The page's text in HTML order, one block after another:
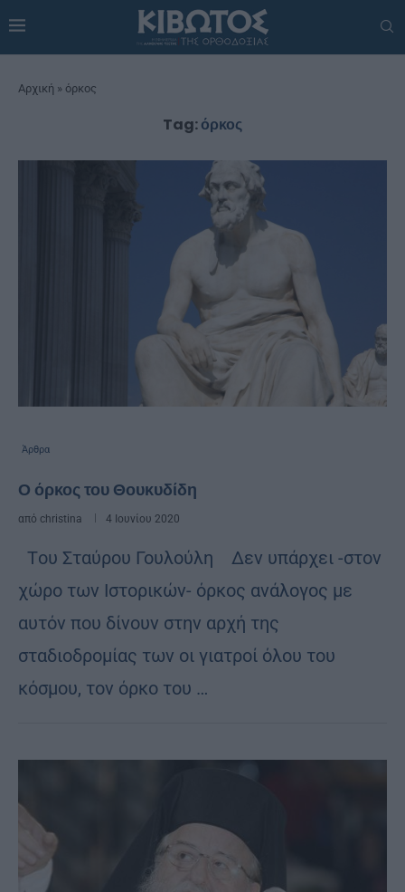
Αρχική » όρκος
Tag:όρκος
Άρθρα
Ο όρκος του Θουκυδίδη
από christina 4 Ιουνίου 2020
Tου Σταύρου Γουλούλη Δεν υπάρχει -στον
χώρο των Ιστορικών- όρκος ανάλογος με
αυτόν που δίνουν στην αρχή της
σταδιοδρομίας των οι γιατροί όλου του
κόσμου, τον όρκο του …